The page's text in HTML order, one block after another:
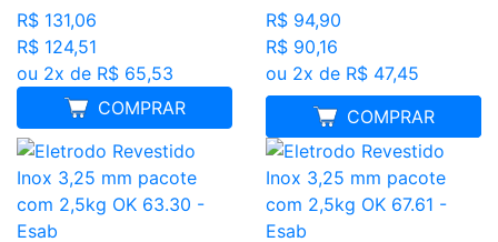
R$ 131,06
R$ 124,51
ou 2x de R$ 65,53
COMPRAR
R$ 94,90
R$ 90,16
ou 2x de R$ 47,45
COMPRAR
MELHOR PREÇO